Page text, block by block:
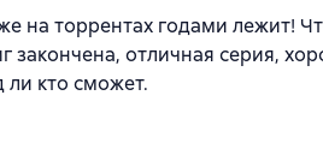
на торрентах годами лежит!
закончена, отличная серия,
ли кто сможет.